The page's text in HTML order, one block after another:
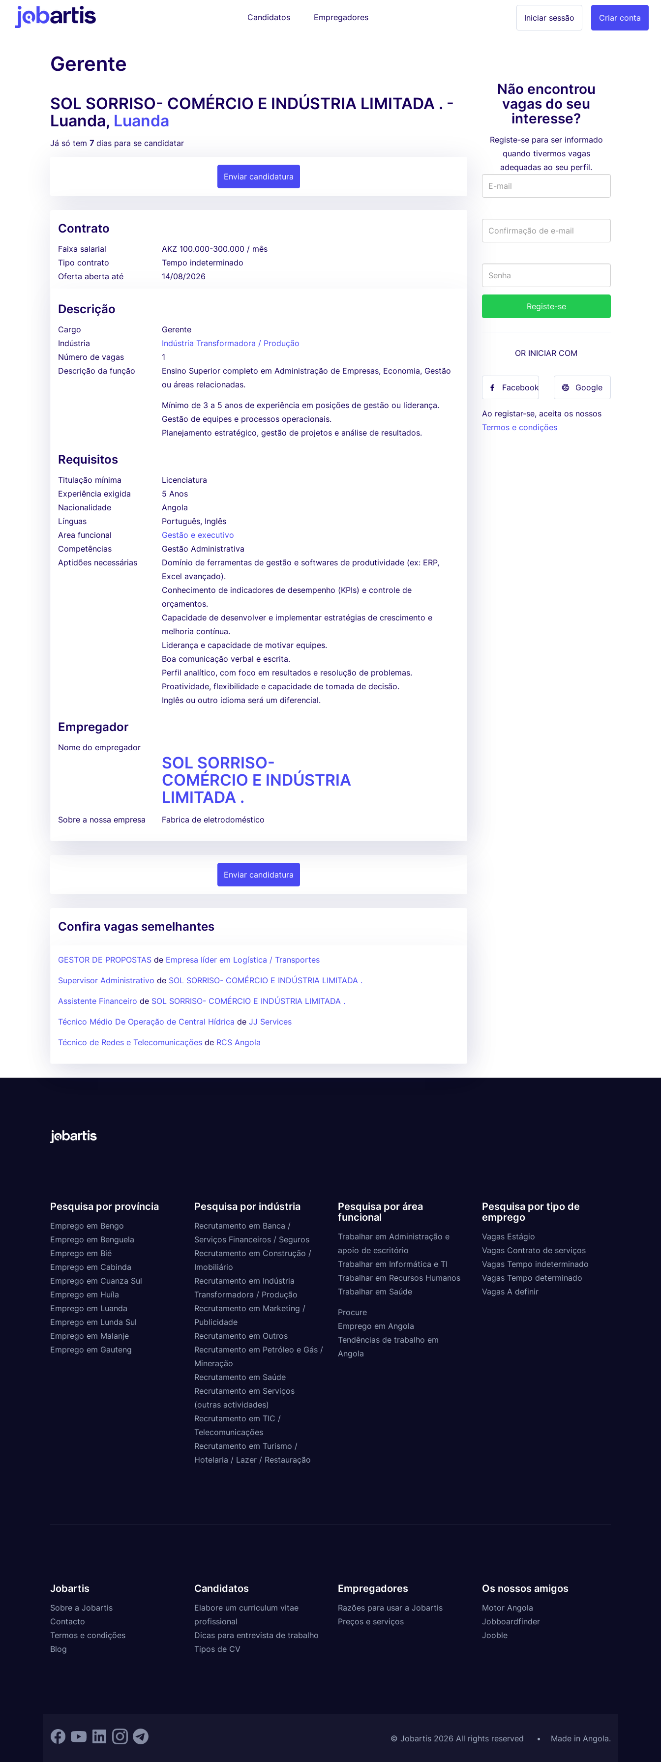
Candidatos Empregadores Criar conta
Iniciar sessão
Gerente
SOL SORRISO- COMÉRCIO E INDÚSTRIA LIMITADA . -
Luanda, Luanda
Já só tem 7 dias para se candidatar
Enviar candidatura
Contrato
Faixa salarial
AKZ 100.000-300.000 / mês
Tipo contrato
Tempo indeterminado
Oferta aberta até
14/08/2026
Descrição
Cargo
Gerente
Indústria
Indústria Transformadora / Produção
Número de vagas
1
Descrição da função
Ensino Superior completo em Administração de Empresas, Economia, Gestão
ou áreas relacionadas.
Mínimo de 3 a 5 anos de experiência em posições de gestão ou liderança.
Gestão de equipes e processos operacionais.
Planejamento estratégico, gestão de projetos e análise de resultados.
Requisitos
Titulação mínima
Licenciatura
Experiência exigida
5 Anos
Nacionalidade
Angola
Línguas
Português, Inglês
Area funcional
Gestão e executivo
Competências
Gestão Administrativa
Aptidões necessárias
Domínio de ferramentas de gestão e softwares de produtividade (ex: ERP,
Excel avançado).
Conhecimento de indicadores de desempenho (KPIs) e controle de
orçamentos.
Capacidade de desenvolver e implementar estratégias de crescimento e
melhoria contínua.
Liderança e capacidade de motivar equipes.
Boa comunicação verbal e escrita.
Perfil analítico, com foco em resultados e resolução de problemas.
Proatividade, flexibilidade e capacidade de tomada de decisão.
Inglês ou outro idioma será um diferencial.
Empregador
Nome do empregador
SOL SORRISO-
COMÉRCIO E INDÚSTRIA
LIMITADA .
Sobre a nossa empresa Fabrica de eletrodoméstico
Enviar candidatura
Confira vagas semelhantes
GESTOR DE PROPOSTAS de Empresa líder em Logística / Transportes
Supervisor Administrativo de SOL SORRISO- COMÉRCIO E INDÚSTRIA LIMITADA .
Assistente Financeiro de SOL SORRISO- COMÉRCIO E INDÚSTRIA LIMITADA .
Técnico Médio De Operação de Central Hídrica de JJ Services
Técnico de Redes e Telecomunicações de RCS Angola
Não encontrou
vagas do seu
interesse?
Registe-se para ser informado
quando tivermos vagas
adequadas ao seu perfil.
OR INICIAR COM
Facebook Google
Ao registar-se, aceita os nossos
Termos e condições
Pesquisa por província
Emprego em Bengo
Emprego em Benguela
Emprego em Bié
Emprego em Cabinda
Emprego em Cuanza Sul
Emprego em Huíla
Emprego em Luanda
Emprego em Lunda Sul
Emprego em Malanje
Emprego em Gauteng
Pesquisa por indústria
Recrutamento em Banca /
Serviços Financeiros / Seguros
Recrutamento em Construção /
Imobiliário
Recrutamento em Indústria
Transformadora / Produção
Recrutamento em Marketing /
Publicidade
Recrutamento em Outros
Recrutamento em Petróleo e Gás /
Mineração
Recrutamento em Saúde
Recrutamento em Serviços
(outras actividades)
Recrutamento em TIC /
Telecomunicações
Recrutamento em Turismo /
Hotelaria / Lazer / Restauração
Pesquisa por área
funcional
Trabalhar em Administração e
apoio de escritório
Trabalhar em Informática e TI
Trabalhar em Recursos Humanos
Trabalhar em Saúde
Pesquisa por tipo de
emprego
Vagas Estágio
Vagas Contrato de serviços
Vagas Tempo indeterminado
Vagas Tempo determinado
Vagas A definir
Procure
Emprego em Angola
Tendências de trabalho em
Angola
Jobartis
Sobre a Jobartis
Contacto
Termos e condições
Blog
Candidatos
Elabore um curriculum vitae
profissional
Dicas para entrevista de trabalho
Tipos de CV
Empregadores
Razões para usar a Jobartis
Preços e serviços
Os nossos amigos
Motor Angola
Jobboardfinder
Jooble
© Jobartis 2026 All rights reserved • Made in Angola.